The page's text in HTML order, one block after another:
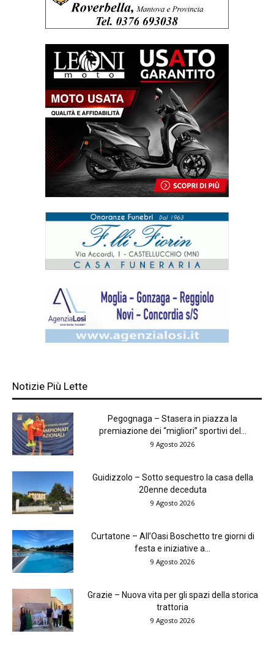
Notizie Più Lette
Pegognaga – Stasera in piazza la
premiazione dei “migliori” sportivi del...
9 Agosto 2026
Guidizzolo – Sotto sequestro la casa della
20enne deceduta
9 Agosto 2026
Curtatone – All’Oasi Boschetto tre giorni di
festa e iniziative a...
9 Agosto 2026
Grazie – Nuova vita per gli spazi della storica
trattoria
9 Agosto 2026